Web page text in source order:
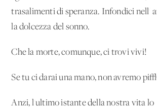
trasalimenti di speranza. Infondici nell'
la dolcezza del sonno.
Che la morte, comunque, ci trovi vivi!
Se tu ci darai una mano, non avremo
Anzi, l'ultimo istante della nostra vita lo